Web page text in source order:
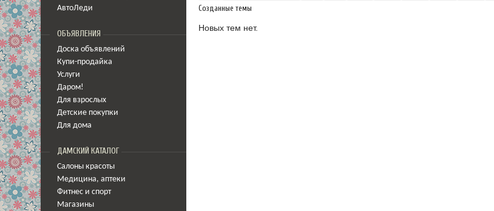
АвтоЛеди
ОБЪЯВЛЕНИЯ
Доска объявлений
Купи-продайка
Услуги
Даром!
Для взрослых
Детские покупки
Для дома
ДАМСКИЙ КАТАЛОГ
Салоны красоты
Медицина, аптеки
Фитнес и спорт
Магазины
Созданные темы
Новых тем нет.